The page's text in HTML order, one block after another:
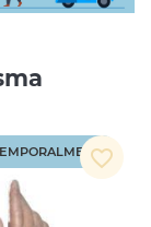
favorite_border